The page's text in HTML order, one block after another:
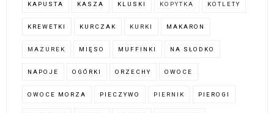
KAPUSTA KASZA KLUSKI KOPYTKA KOTLETY
KREWETKI KURCZAK KURKI MAKARON
MAZUREK MIĘSO MUFFINKI NA SŁODKO
NAPOJE OGÓRKI ORZECHY OWOCE
OWOCE MORZA PIECZYWO PIERNIK PIEROGI